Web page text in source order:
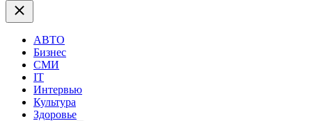
Закрыть
АВТО
Бизнес
СМИ
IT
Интервью
Культура
Здоровье